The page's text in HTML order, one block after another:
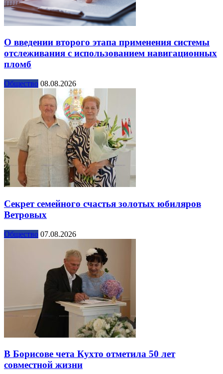
О введении второго этапа применения системы
отслеживания с использованием навигационных
пломб
Общество 08.08.2026
Секрет семейного счастья золотых юбиляров
Ветровых
Общество 07.08.2026
В Борисове чета Кухто отметила 50 лет
совместной жизни